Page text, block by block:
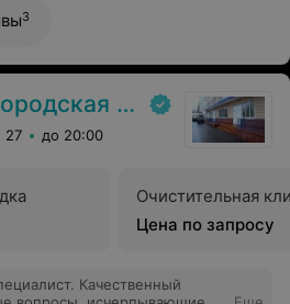
3
поликлиника
27 до 20:00
Очистительная
Цена по запросу
Качественный